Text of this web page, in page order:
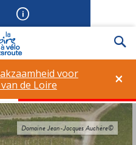
×
voor
de Loire
Domaine Jean-Jacques Auchère©